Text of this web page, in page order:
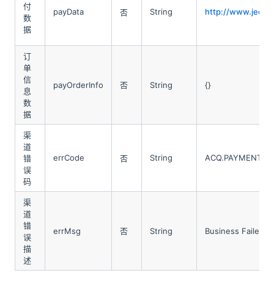
付
数
据
payData 否 String http://
订
单
信
息
数
据
payOrderInfo 否 String {}
渠
道
错
误
码
errCode 否 String
渠
道
错
误
描
述
errMsg 否 String Business Failed